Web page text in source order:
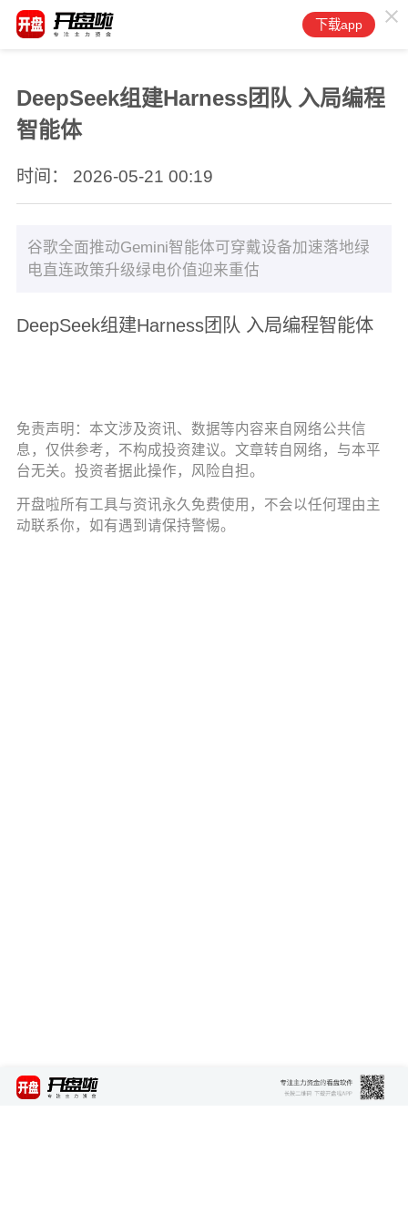
下载app
DeepSeek组建Harness团队 入局编程
智能体
时间： 2026-05-21 00:19
谷歌全面推动Gemini智能体可穿戴设备加速落地绿
电直连政策升级绿电价值迎来重估
DeepSeek组建Harness团队 入局编程智能体
免责声明：本文涉及资讯、数据等内容来自网络公共信
息，仅供参考，不构成投资建议。文章转自网络，与本平
台无关。投资者据此操作，风险自担。
开盘啦所有工具与资讯永久免费使用，不会以任何理由主
动联系你，如有遇到请保持警惕。